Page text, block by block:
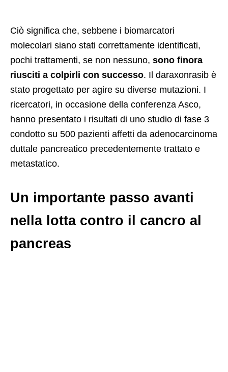
Ciò significa che, sebbene i biomarcatori
molecolari siano stati correttamente identificati,
pochi trattamenti, se non nessuno, sono finora
riusciti a colpirli con successo. Il daraxonrasib è
stato progettato per agire su diverse mutazioni. I
ricercatori, in occasione della conferenza Asco,
hanno presentato i risultati di uno studio di fase 3
condotto su 500 pazienti affetti da adenocarcinoma
duttale pancreatico precedentemente trattato e
metastatico.
Un importante passo avanti
nella lotta contro il cancro al
pancreas